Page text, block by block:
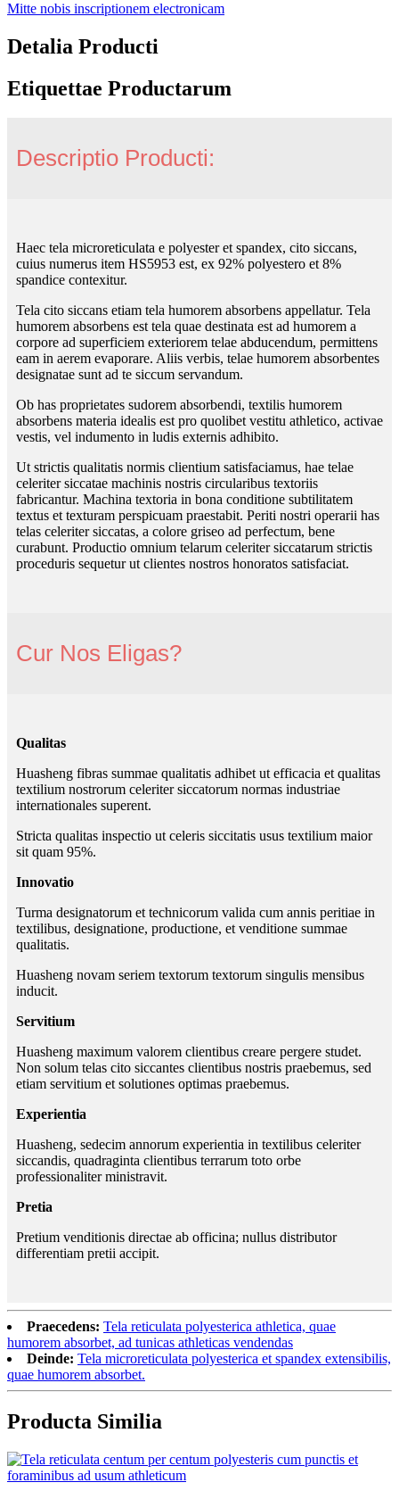
Mitte nobis inscriptionem electronicam
Detalia Producti
Etiquettae Productarum
Descriptio Producti:
Haec tela microreticulata e polyester et spandex, cito siccans,
cuius numerus item HS5953 est, ex 92% polyestero et 8%
spandice contexitur.
Tela cito siccans etiam tela humorem absorbens appellatur. Tela
humorem absorbens est tela quae destinata est ad humorem a
corpore ad superficiem exteriorem telae abducendum, permittens
eam in aerem evaporare. Aliis verbis, telae humorem absorbentes
designatae sunt ad te siccum servandum.
Ob has proprietates sudorem absorbendi, textilis humorem
absorbens materia idealis est pro quolibet vestitu athletico, activae
vestis, vel indumento in ludis externis adhibito.
Ut strictis qualitatis normis clientium satisfaciamus, hae telae
celeriter siccatae machinis nostris circularibus textoriis
fabricantur. Machina textoria in bona conditione subtilitatem
textus et texturam perspicuam praestabit. Periti nostri operarii has
telas celeriter siccatas, a colore griseo ad perfectum, bene
curabunt. Productio omnium telarum celeriter siccatarum strictis
proceduris sequetur ut clientes nostros honoratos satisfaciat.
Cur Nos Eligas?
Qualitas
Huasheng fibras summae qualitatis adhibet ut efficacia et qualitas
textilium nostrorum celeriter siccatorum normas industriae
internationales superent.
Stricta qualitas inspectio ut celeris siccitatis usus textilium maior
sit quam 95%.
Innovatio
Turma designatorum et technicorum valida cum annis peritiae in
textilibus, designatione, productione, et venditione summae
qualitatis.
Huasheng novam seriem textorum textorum singulis mensibus
inducit.
Servitium
Huasheng maximum valorem clientibus creare pergere studet.
Non solum telas cito siccantes clientibus nostris praebemus, sed
etiam servitium et solutiones optimas praebemus.
Experientia
Huasheng, sedecim annorum experientia in textilibus celeriter
siccandis, quadraginta clientibus terrarum toto orbe
professionaliter ministravit.
Pretia
Pretium venditionis directae ab officina; nullus distributor
differentiam pretii accipit.
Praecedens: Tela reticulata polyesterica athletica, quae
humorem absorbet, ad tunicas athleticas vendendas
Deinde: Tela microreticulata polyesterica et spandex extensibilis,
quae humorem absorbet.
Producta Similia